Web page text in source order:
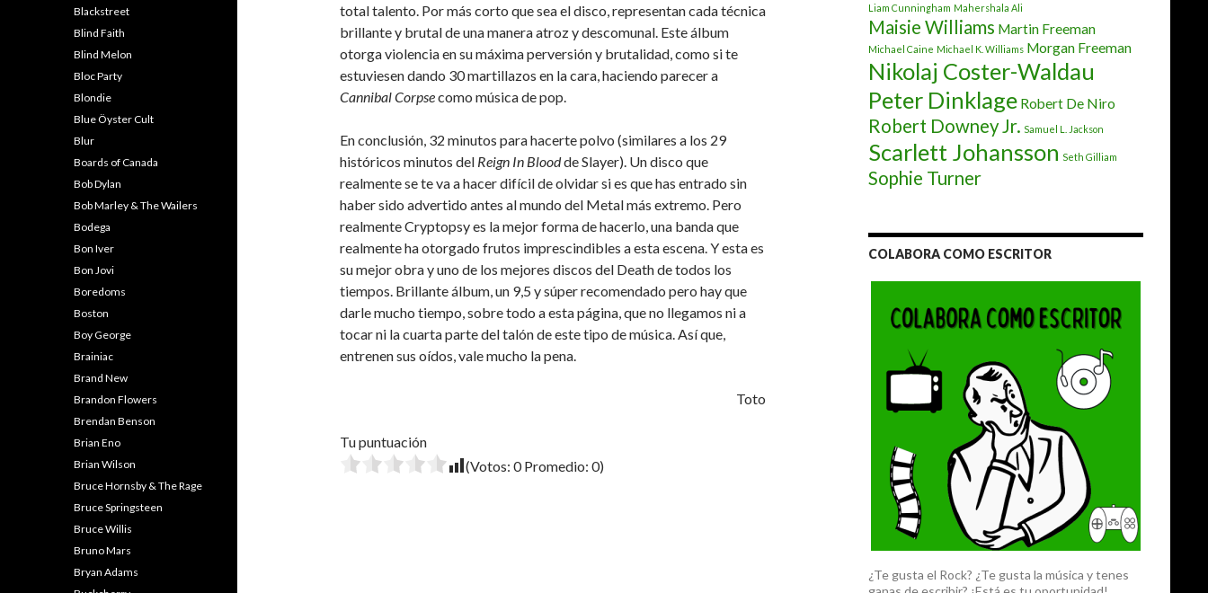
total talento. Por más corto que sea el disco, representan cada técnica
brillante y brutal de una manera atroz y descomunal. Este álbum
otorga violencia en su máxima perversión y brutalidad, como si te
estuviesen dando 30 martillazos en la cara, haciendo parecer a
Cannibal Corpsecomo música de pop.
En conclusión, 32 minutos para hacerte polvo (similares a los 29
históricos minutos del Reign In Bloodde Slayer). Un disco que
realmente se te va a hacer difícil de olvidar si es que has entrado sin
haber sido advertido antes al mundo del Metal más extremo. Pero
realmente Cryptopsy es la mejor forma de hacerlo, una banda que
realmente ha otorgado frutos imprescindibles a esta escena. Y esta es
su mejor obra y uno de los mejores discos del Death de todos los
tiempos. Brillante álbum, un 9,5 y súper recomendado pero hay que
darle mucho tiempo, sobre todo a esta página, que no llegamos ni a
tocar ni la cuarta parte del talón de este tipo de música. Así que,
entrenen sus oídos, vale mucho la pena.
Toto
Tu puntuación
(Votos: 0Promedio: 0)
Liam Cunningham Mahershala Ali
Maisie Williams Martin Freeman
Michael Caine Michael K. Williams Morgan Freeman
Nikolaj Coster-Waldau
Peter Dinklage Robert De Niro
Robert Downey Jr. Samuel L. Jackson
Scarlett Johansson Seth Gilliam
Sophie Turner
COLABORA COMO ESCRITOR
¿Te gusta el Rock? ¿Te gusta la música y tenes
Blackstreet
Blind Faith
Blind Melon
Bloc Party
Blondie
Blue Öyster Cult
Blur
Boards of Canada
Bob Dylan
Bob Marley & The Wailers
Bodega
Bon Iver
Bon Jovi
Boredoms
Boston
Boy George
Brainiac
Brand New
Brandon Flowers
Brendan Benson
Brian Eno
Brian Wilson
Bruce Hornsby & The Rage
Bruce Springsteen
Bruce Willis
Bruno Mars
Bryan Adams